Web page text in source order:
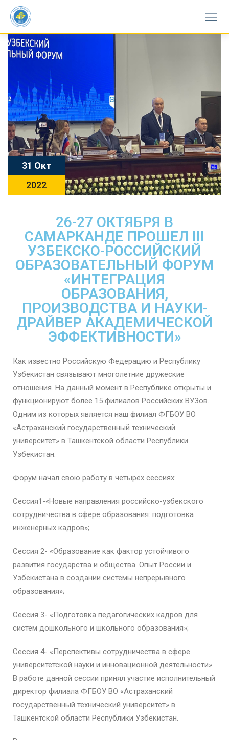
31 Окт
2022
26-27 ОКТЯБРЯ В
САМАРКАНДЕ ПРОШЕЛ III
УЗБЕКСКО-РОССИЙСКИЙ
ОБРАЗОВАТЕЛЬНЫЙ ФОРУМ
«ИНТЕГРАЦИЯ
ОБРАЗОВАНИЯ,
ПРОИЗВОДСТВА И НАУКИ-
ДРАЙВЕР АКАДЕМИЧЕСКОЙ
ЭФФЕКТИВНОСТИ»
Как известно Российскую Федерацию и Республику
Узбекистан связывают многолетние дружеские
отношения. На данный момент в Республике открыты и
функционируют более 15 филиалов Российских ВУЗов.
Одним из которых является наш филиал ФГБОУ ВО
«Астраханский государственный технический
университет» в Ташкентской области Республики
Узбекистан.
Форум начал свою работу в четырёх сессиях:
Сессия1-«Новые направления российско-узбекского
сотрудничества в сфере образования: подготовка
инженерных кадров»;
Сессия 2- «Образование как фактор устойчивого
развития государства и общества. Опыт России и
Узбекистана в создании системы непрерывного
образования»;
Сессия 3- «Подготовка педагогических кадров для
систем дошкольного и школьного образования»;
Сессия 4- «Перспективы сотрудничества в сфере
университетской науки и инновационной деятельности».
В работе данной сессии принял участие исполнительный
директор филиала ФГБОУ ВО «Астраханский
государственный технический университет» в
Ташкентской области Республики Узбекистан.